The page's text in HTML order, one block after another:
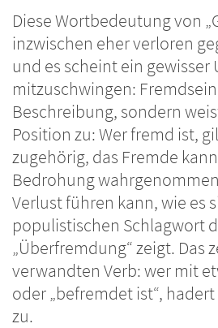
Diese Wortbedeutung von
inzwischen eher verloren
und es scheint ein gewisser
mitzuschwingen:
Beschreibung, sondern
Position zu: Wer fremd ist,
zugehörig, das Fremde
Bedrohung
Verlust führen kann, wie es
populistischen Schlagwort
„Überfremdung“ zeigt. Das
verwandten Verb: wer mit
oder „befremdet ist“,
zu.